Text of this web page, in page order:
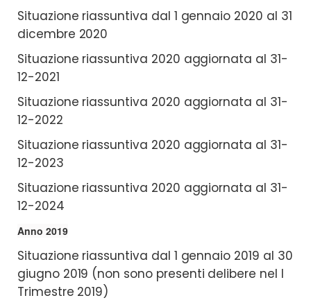
Situazione riassuntiva dal 1 gennaio 2020 al 31
dicembre 2020
Situazione riassuntiva 2020 aggiornata al 31-
12-2021
Situazione riassuntiva 2020 aggiornata al 31-
12-2022
Situazione riassuntiva 2020 aggiornata al 31-
12-2023
Situazione riassuntiva 2020 aggiornata al 31-
12-2024
Anno 2019
Situazione riassuntiva dal 1 gennaio 2019 al 30
giugno 2019 (non sono presenti delibere nel I
Trimestre 2019)